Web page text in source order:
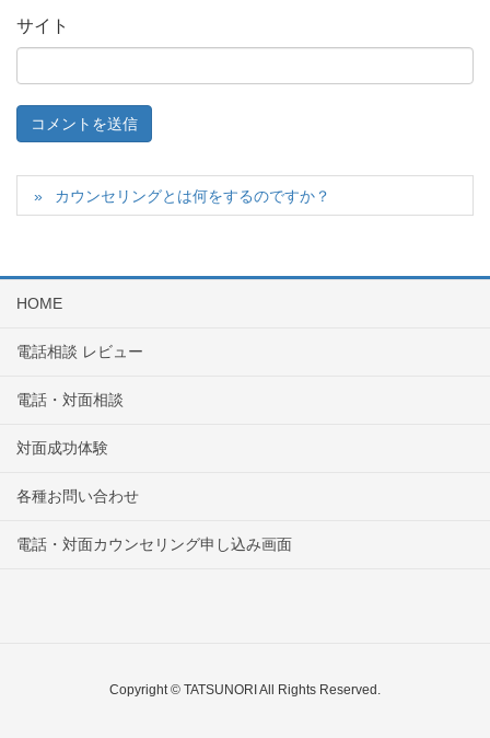
サイト
カウンセリングとは何をするのですか？
HOME
電話相談 レビュー
電話・対面相談
対面成功体験
各種お問い合わせ
電話・対面カウンセリング申し込み画面
Copyright © TATSUNORI All Rights Reserved.